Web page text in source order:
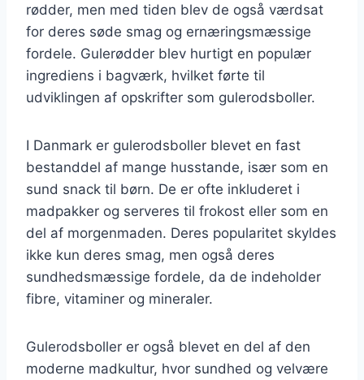
rødder, men med tiden blev de også værdsat
for deres søde smag og ernæringsmæssige
fordele. Gulerødder blev hurtigt en populær
ingrediens i bagværk, hvilket førte til
udviklingen af opskrifter som gulerodsboller.
I Danmark er gulerodsboller blevet en fast
bestanddel af mange husstande, især som en
sund snack til børn. De er ofte inkluderet i
madpakker og serveres til frokost eller som en
del af morgenmaden. Deres popularitet skyldes
ikke kun deres smag, men også deres
sundhedsmæssige fordele, da de indeholder
fibre, vitaminer og mineraler.
Gulerodsboller er også blevet en del af den
moderne madkultur, hvor sundhed og velvære